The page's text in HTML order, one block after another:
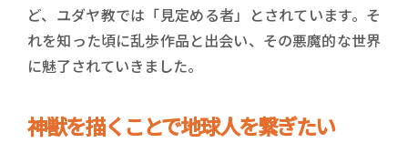
ど、ユダヤ教では「見定める者」とされています。そ
れを知った頃に乱歩作品と出会い、その悪魔的な世界
に魅了されていきました。
神獣を描くことで地球人を繋ぎたい